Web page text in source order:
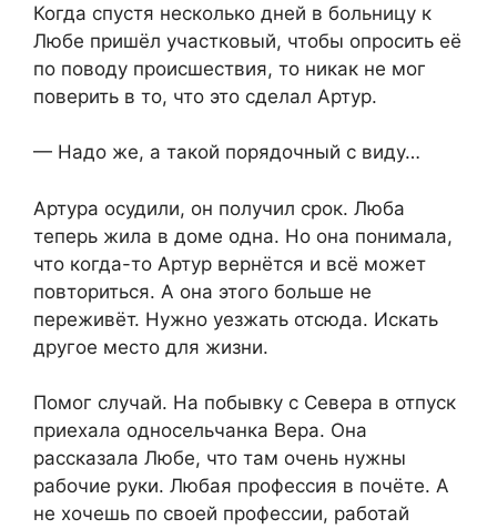
Когда спустя несколько дней в больницу к
Любе пришёл участковый, чтобы опросить её
по поводу происшествия, то никак не мог
поверить в то, что это сделал Артур.
— Надо же, а такой порядочный с виду…
Артура осудили, он получил срок. Люба
теперь жила в доме одна. Но она понимала,
что когда-то Артур вернётся и всё может
повториться. А она этого больше не
переживёт. Нужно уезжать отсюда. Искать
другое место для жизни.
Помог случай. На побывку с Севера в отпуск
приехала односельчанка Вера. Она
рассказала Любе, что там очень нужны
рабочие руки. Любая профессия в почёте. А
не хочешь по своей профессии, работай